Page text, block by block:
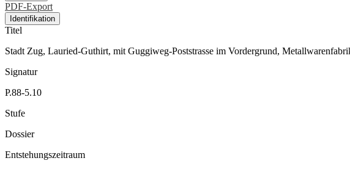
PDF-Export
Identifikation
Titel
Stadt Zug, Lauried-Guthirt, mit Guggiweg-Poststrasse im Vordergrund,
Signatur
P.88-5.10
Stufe
Dossier
Entstehungszeitraum